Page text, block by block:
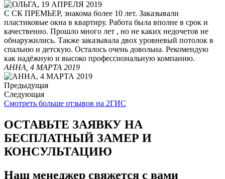
С СК ПРЕМЬЕР, знакома более 10 лет. Заказывали
пластиковые окна в квартиру. Работа была вполне в срок и
качественно. Прошло много лет , но не каких недочетов не
обнаружились. Также заказывала двох уровневый потолок в
спальню и детскую. Осталось очень довольна. Рекомендую
как надёжную и высоко профессиональную компанию.
АННА, 4 МАРТА 2019
Предыдущая
Следующая
Смотреть больше отзывов на 2ГИС
ОСТАВЬТЕ ЗАЯВКУ НА
БЕСПЛАТНЫЙ ЗАМЕР И
КОНСУЛЬТАЦИЮ
Наш менеджер свяжется с вами